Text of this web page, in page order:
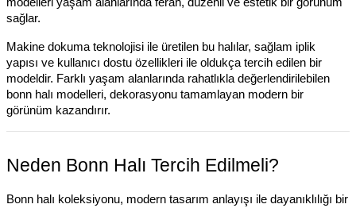
modelleri yaşam alanlarında ferah, düzenli ve estetik bir görünüm
sağlar.
Makine dokuma teknolojisi ile üretilen bu halılar, sağlam iplik
yapısı ve kullanıcı dostu özellikleri ile oldukça tercih edilen bir
modeldir. Farklı yaşam alanlarında rahatlıkla değerlendirilebilen
bonn halı modelleri, dekorasyonu tamamlayan modern bir
görünüm kazandırır.
Neden Bonn Halı Tercih Edilmeli?
Bonn halı koleksiyonu, modern tasarım anlayışı ile dayanıklılığı bir